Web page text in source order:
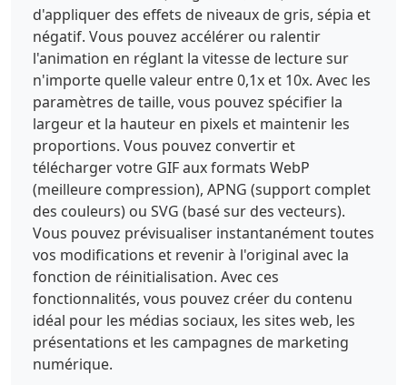
d'appliquer des effets de niveaux de gris, sépia et
négatif. Vous pouvez accélérer ou ralentir
l'animation en réglant la vitesse de lecture sur
n'importe quelle valeur entre 0,1x et 10x. Avec les
paramètres de taille, vous pouvez spécifier la
largeur et la hauteur en pixels et maintenir les
proportions. Vous pouvez convertir et
télécharger votre GIF aux formats WebP
(meilleure compression), APNG (support complet
des couleurs) ou SVG (basé sur des vecteurs).
Vous pouvez prévisualiser instantanément toutes
vos modifications et revenir à l'original avec la
fonction de réinitialisation. Avec ces
fonctionnalités, vous pouvez créer du contenu
idéal pour les médias sociaux, les sites web, les
présentations et les campagnes de marketing
numérique.